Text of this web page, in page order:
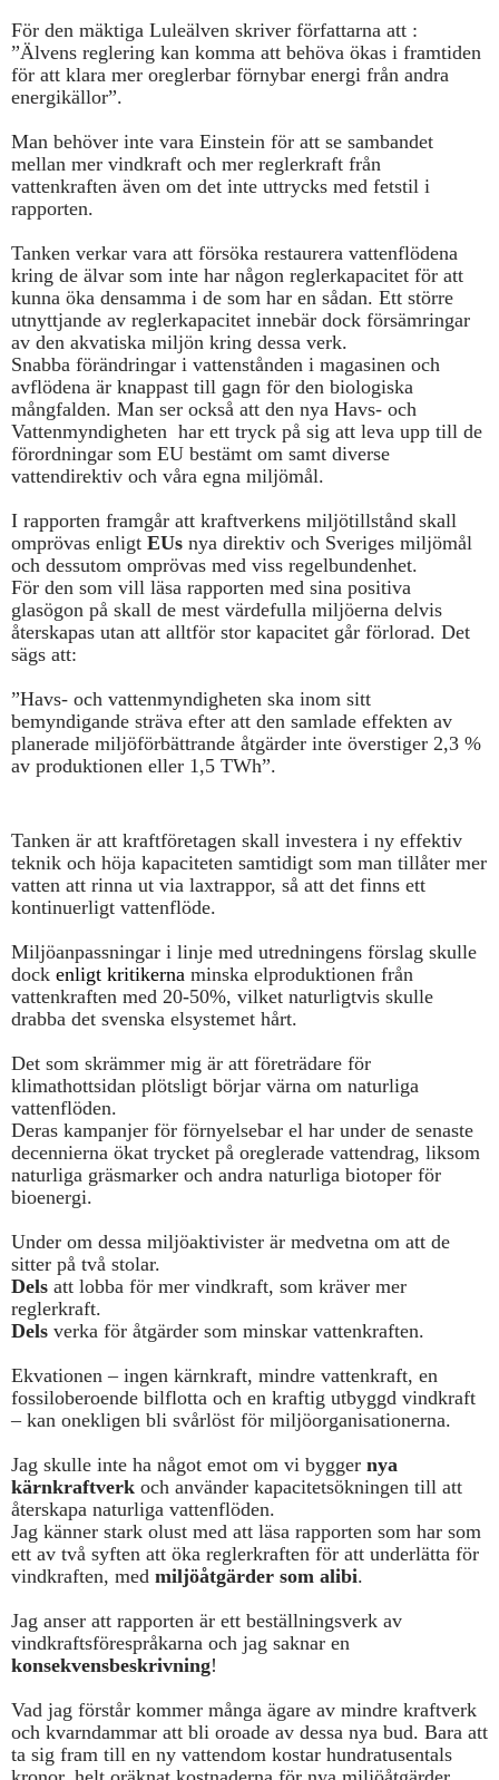
För den mäktiga Luleälven skriver författarna att :
”Älvens reglering kan komma att behöva ökas i framtiden
för att klara mer oreglerbar förnybar energi från andra
energikällor”.
Man behöver inte vara Einstein för att se sambandet
mellan mer vindkraft och mer reglerkraft från
vattenkraften även om det inte uttrycks med fetstil i
rapporten.
Tanken verkar vara att försöka restaurera vattenflödena
kring de älvar som inte har någon reglerkapacitet för att
kunna öka densamma i de som har en sådan. Ett större
utnyttjande av reglerkapacitet innebär dock försämringar
av den akvatiska miljön kring dessa verk.
Snabba förändringar i vattenstånden i magasinen och
avflödena är knappast till gagn för den biologiska
mångfalden. Man ser också att den nya Havs- och
Vattenmyndigheten har ett tryck på sig att leva upp till de
förordningar som EU bestämt om samt diverse
vattendirektiv och våra egna miljömål.
I rapporten framgår att kraftverkens miljötillstånd skall
omprövas enligt EUs nya direktiv och Sveriges miljömål
och dessutom omprövas med viss regelbundenhet.
För den som vill läsa rapporten med sina positiva
glasögon på skall de mest värdefulla miljöerna delvis
återskapas utan att alltför stor kapacitet går förlorad. Det
sägs att:
”Havs- och vattenmyndigheten ska inom sitt
bemyndigande sträva efter att den samlade effekten av
planerade miljöförbättrande åtgärder inte överstiger 2,3 %
av produktionen eller 1,5 TWh”.
Tanken är att kraftföretagen skall investera i ny effektiv
teknik och höja kapaciteten samtidigt som man tillåter mer
vatten att rinna ut via laxtrappor, så att det finns ett
kontinuerligt vattenflöde.
Miljöanpassningar i linje med utredningens förslag skulle
dock enligt kritikerna minska elproduktionen från
vattenkraften med 20-50%, vilket naturligtvis skulle
drabba det svenska elsystemet hårt.
Det som skrämmer mig är att företrädare för
klimathottsidan plötsligt börjar värna om naturliga
vattenflöden.
Deras kampanjer för förnyelsebar el har under de senaste
decennierna ökat trycket på oreglerade vattendrag, liksom
naturliga gräsmarker och andra naturliga biotoper för
bioenergi.
Under om dessa miljöaktivister är medvetna om att de
sitter på två stolar.
Dels att lobba för mer vindkraft, som kräver mer
reglerkraft.
Dels verka för åtgärder som minskar vattenkraften.
Ekvationen – ingen kärnkraft, mindre vattenkraft, en
fossiloberoende bilflotta och en kraftig utbyggd vindkraft
– kan onekligen bli svårlöst för miljöorganisationerna.
Jag skulle inte ha något emot om vi bygger nya
kärnkraftverk och använder kapacitetsökningen till att
återskapa naturliga vattenflöden.
Jag känner stark olust med att läsa rapporten som har som
ett av två syften att öka reglerkraften för att underlätta för
vindkraften, med miljöåtgärder som alibi.
Jag anser att rapporten är ett beställningsverk av
vindkraftsförespråkarna och jag saknar en
konsekvensbeskrivning!
Vad jag förstår kommer många ägare av mindre kraftverk
och kvarndammar att bli oroade av dessa nya bud. Bara att
ta sig fram till en ny vattendom kostar hundratusentals